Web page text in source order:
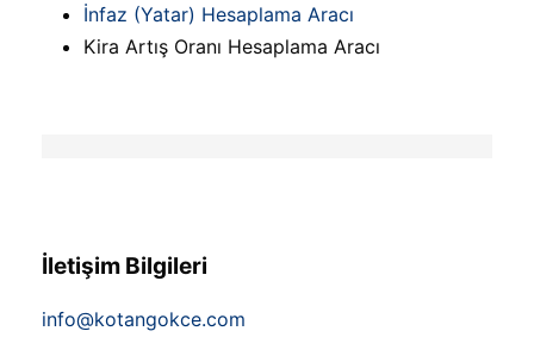
İnfaz (Yatar) Hesaplama Aracı
Kira Artış Oranı Hesaplama Aracı
İletişim Bilgileri
info@kotangokce.com